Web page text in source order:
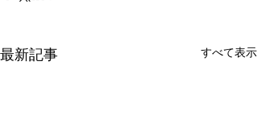
最新記事 すべて表示